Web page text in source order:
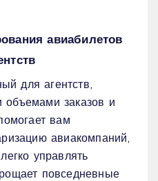
авиабилетов
для агентств,
заказов и
вам
авиакомпаний,
управлять
повседневные